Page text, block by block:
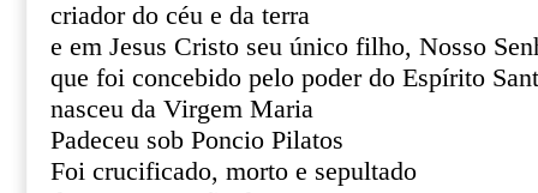
criador do céu e da terra
e em Jesus Cristo seu único filho, Nosso
que foi concebido pelo poder do Espírito
nasceu da Virgem Maria
Padeceu sob Poncio Pilatos
Foi crucificado, morto e sepultado